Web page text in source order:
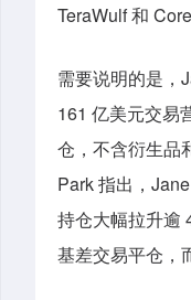
TeraWulf 和
需要说明的是，
161 亿美元交易
仓，不含衍生品
Park 指出，
持仓大幅拉升逾
基差交易平仓，